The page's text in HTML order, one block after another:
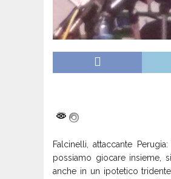
Falcinelli, attaccante
possiamo giocare insieme,
anche in un ipotetico